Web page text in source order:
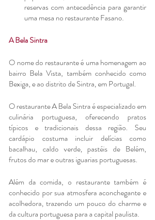
reservas com antecedência para garantir
uma mesa no restaurante Fasano.
A Bela Sintra
O nome do restaurante é uma homenagem ao
bairro Bela Vista, também conhecido como
Bexiga, e ao distrito de Sintra, em Portugal.
O restaurante A Bela Sintra é especializado em
culinária portuguesa, oferecendo pratos
típicos e tradicionais dessa região. Seu
cardápio costuma incluir delícias como
bacalhau, caldo verde, pastéis de Belém,
frutos do mar e outras iguarias portuguesas.
Além da comida, o restaurante também é
conhecido por sua atmosfera aconchegante e
acolhedora, trazendo um pouco do charme e
da cultura portuguesa para a capital paulista.